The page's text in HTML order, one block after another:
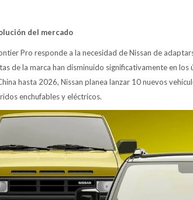
del mercado
Pro responde a la necesidad de Nissan de
de la marca han disminuido significativamente en
hasta 2026, Nissan planea lanzar 10 nuevos
enchufables y eléctricos.